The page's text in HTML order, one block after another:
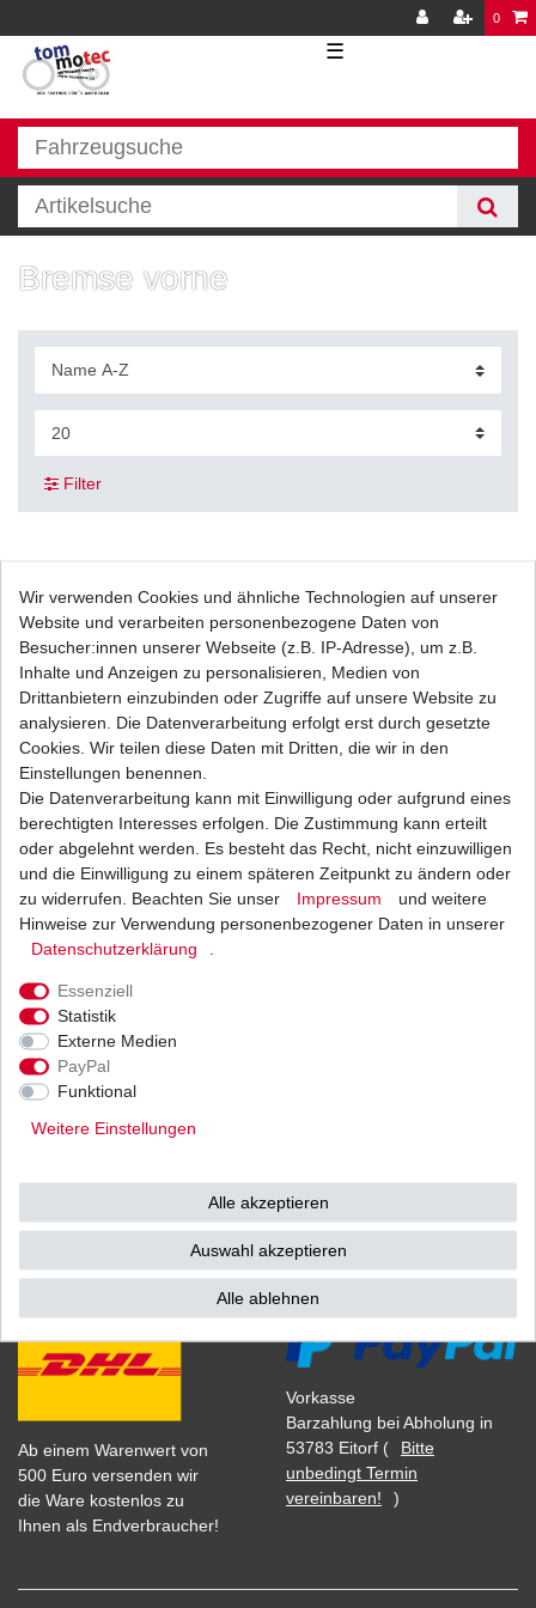
0
☰
Bremse vorne
Filter
Bremsbeläge EBC FA 083 HH FA083HH FA 83
HH FA83HH Sinter Bremsklötze
UVP 35,49 € 24,29 € *
| 24,29 € / Satz
inkl. ges. MwSt. Versandkosten
Bremsbeläge EBC FA 083 TT FA083TT Standard
UVP 25,36 € 17,36 € *
1 Satz | 17,36 € / Satz
inkl. ges. MwSt. zzgl.
Ab einem Warenwert von
500 Euro versenden wir
die Ware kostenlos zu
Ihnen als Endverbraucher!
Bezahlarten
Vorkasse
Barzahlung bei Abholung in
53783 Eitorf (
Bitte
unbedingt Termin
vereinbaren!
)
Wir verwenden Cookies und ähnliche Technologien auf unserer
Website und verarbeiten personenbezogene Daten von
Besucher:innen unserer Webseite (z.B. IP-Adresse), um z.B.
Inhalte und Anzeigen zu personalisieren, Medien von
Drittanbietern einzubinden oder Zugriffe auf unsere Website zu
analysieren. Die Datenverarbeitung erfolgt erst durch gesetzte
Cookies. Wir teilen diese Daten mit Dritten, die wir in den
Einstellungen benennen.
Die Datenverarbeitung kann mit Einwilligung oder aufgrund eines
berechtigten Interesses erfolgen. Die Zustimmung kann erteilt
oder abgelehnt werden. Es besteht das Recht, nicht einzuwilligen
und die Einwilligung zu einem späteren Zeitpunkt zu ändern oder
zu widerrufen. Beachten Sie unser
Impressum
und weitere
Hinweise zur Verwendung personenbezogener Daten in unserer
Daten­schutz­erklärung
Essenziell
Statistik
Externe Medien
PayPal
Funktional
Weitere Einstellungen
Alle akzeptieren
Auswahl akzeptieren
Alle ablehnen